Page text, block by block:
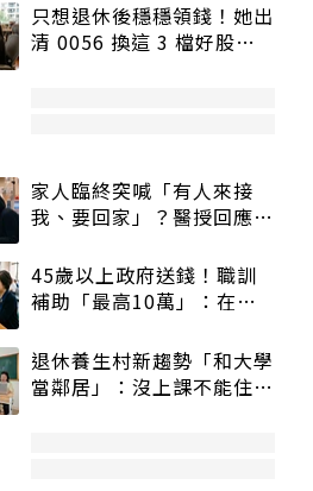
只想退休後穩穩領錢！她出
清 0056 換這 3 檔好股：
家人臨終突喊「有人來接
我、要回家」？醫授回應方
45歲以上政府送錢！職訓
補助「最高10萬」：在
退休養生村新趨勢「和大學
當鄰居」：沒上課不能住、